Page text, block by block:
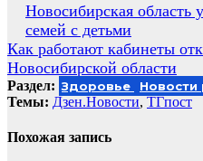
Навигация
по
записям
Новосибирская область
семей с детьми
Как работают кабинеты
Новосибирской области
Раздел: Здоровье Новости
Темы: Дзен.Новости, ТГпост
Похожая запись